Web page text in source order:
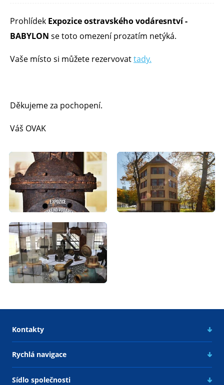
Prohlídek Expozice ostravského vodáresntví -
BABYLON se toto omezení prozatím netýká.
Vaše místo si můžete rezervovattady.
Děkujeme za pochopení.
Váš OVAK
Kontakty
Rychlá navigace
Sídlo společnosti